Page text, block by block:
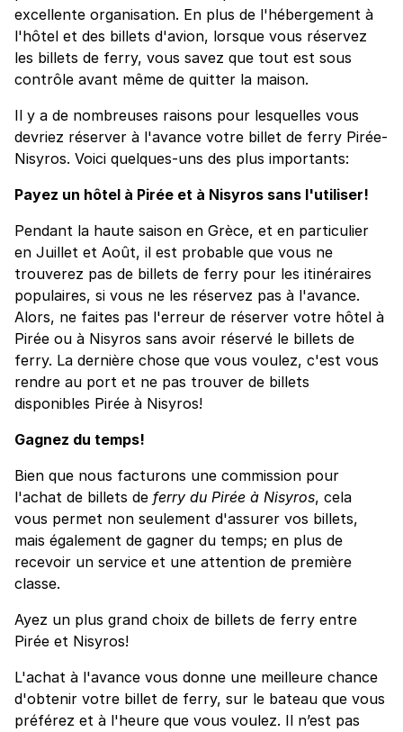
excellente organisation. En plus de l'hébergement à
l'hôtel et des billets d'avion, lorsque vous réservez
les billets de ferry, vous savez que tout est sous
contrôle avant même de quitter la maison.
Il y a de nombreuses raisons pour lesquelles vous
devriez réserver à l'avance votre billet de ferry Pirée-
Nisyros. Voici quelques-uns des plus importants:
Payez un hôtel à Pirée et à Nisyros sans l'utiliser!
Pendant la haute saison en Grèce, et en particulier
en Juillet et Août, il est probable que vous ne
trouverez pas de billets de ferry pour les itinéraires
populaires, si vous ne les réservez pas à l'avance.
Alors, ne faites pas l'erreur de réserver votre hôtel à
Pirée ou à Nisyros sans avoir réservé le billets de
ferry. La dernière chose que vous voulez, c'est vous
rendre au port et ne pas trouver de billets
disponibles Pirée à Nisyros!
Gagnez du temps!
Bien que nous facturons une commission pour
l'achat de billets de ferry du Pirée à Nisyros, cela
vous permet non seulement d'assurer vos billets,
mais également de gagner du temps; en plus de
recevoir un service et une attention de première
classe.
Ayez un plus grand choix de billets de ferry entre
Pirée et Nisyros!
L'achat à l'avance vous donne une meilleure chance
d'obtenir votre billet de ferry, sur le bateau que vous
préférez et à l'heure que vous voulez. Il n’est pas